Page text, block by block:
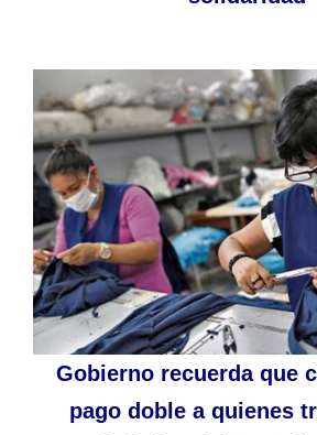
Gobierno recuerda que
pago doble a quienes